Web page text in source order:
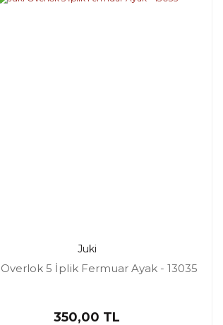
Juki
5 İplik Fermuar Ayak - 13035
350,00 TL